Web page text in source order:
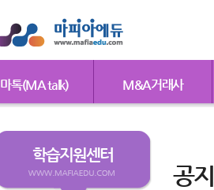
마톡(MA talk) M&A거래사
학습지원센터
공